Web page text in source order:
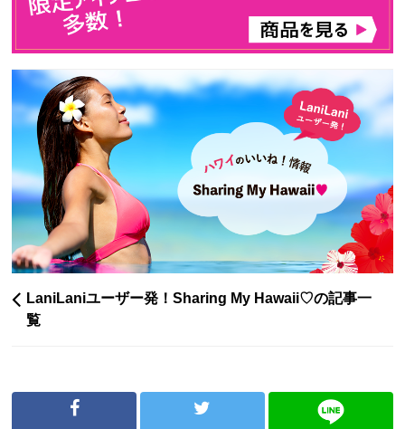
LaniLaniユーザー発！Sharing My Hawaii♡の記事一
覧